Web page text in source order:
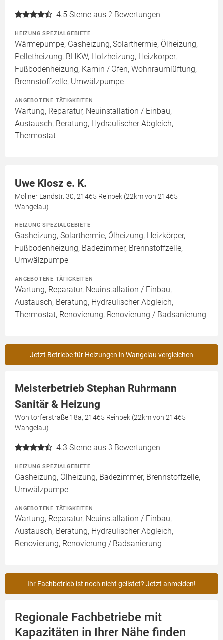
4.5 Sterne aus 2 Bewertungen
HEIZUNG SPEZIALGEBIETE
Wärmepumpe, Gasheizung, Solarthermie, Ölheizung,
Pelletheizung, BHKW, Holzheizung, Heizkörper,
Fußbodenheizung, Kamin / Ofen, Wohnraumlüftung,
Brennstoffzelle, Umwälzpumpe
ANGEBOTENE TÄTIGKEITEN
Wartung, Reparatur, Neuinstallation / Einbau,
Austausch, Beratung, Hydraulischer Abgleich,
Thermostat
Uwe Klosz e. K.
Möllner Landstr. 30, 21465 Reinbek (22km von 21465
Wangelau)
HEIZUNG SPEZIALGEBIETE
Gasheizung, Solarthermie, Ölheizung, Heizkörper,
Fußbodenheizung, Badezimmer, Brennstoffzelle,
Umwälzpumpe
ANGEBOTENE TÄTIGKEITEN
Wartung, Reparatur, Neuinstallation / Einbau,
Austausch, Beratung, Hydraulischer Abgleich,
Thermostat, Renovierung, Renovierung / Badsanierung
Jetzt Betriebe für Heizungen in Wangelau vergleichen
Meisterbetrieb Stephan Ruhrmann
Sanitär & Heizung
Wohltorferstraße 18a, 21465 Reinbek (22km von 21465
Wangelau)
4.3 Sterne aus 3 Bewertungen
HEIZUNG SPEZIALGEBIETE
Gasheizung, Ölheizung, Badezimmer, Brennstoffzelle,
Umwälzpumpe
ANGEBOTENE TÄTIGKEITEN
Wartung, Reparatur, Neuinstallation / Einbau,
Austausch, Beratung, Hydraulischer Abgleich,
Renovierung, Renovierung / Badsanierung
Ihr Fachbetrieb ist noch nicht gelistet? Jetzt anmelden!
Regionale Fachbetriebe mit
Kapazitäten in Ihrer Nähe finden